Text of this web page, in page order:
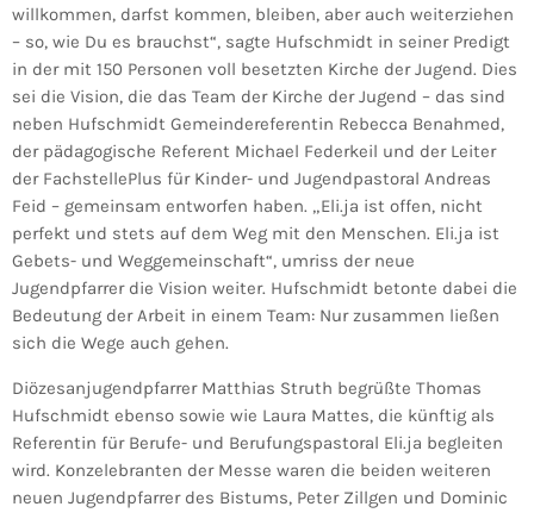
willkommen, darfst kommen, bleiben, aber auch weiterziehen
– so, wie Du es brauchst“, sagte Hufschmidt in seiner Predigt
in der mit 150 Personen voll besetzten Kirche der Jugend. Dies
sei die Vision, die das Team der Kirche der Jugend – das sind
neben Hufschmidt Gemeindereferentin Rebecca Benahmed,
der pädagogische Referent Michael Federkeil und der Leiter
der FachstellePlus für Kinder- und Jugendpastoral Andreas
Feid – gemeinsam entworfen haben. „Eli.ja ist offen, nicht
perfekt und stets auf dem Weg mit den Menschen. Eli.ja ist
Gebets- und Weggemeinschaft“, umriss der neue
Jugendpfarrer die Vision weiter. Hufschmidt betonte dabei die
Bedeutung der Arbeit in einem Team: Nur zusammen ließen
sich die Wege auch gehen.
Diözesanjugendpfarrer Matthias Struth begrüßte Thomas
Hufschmidt ebenso sowie wie Laura Mattes, die künftig als
Referentin für Berufe- und Berufungspastoral Eli.ja begleiten
wird. Konzelebranten der Messe waren die beiden weiteren
neuen Jugendpfarrer des Bistums, Peter Zillgen und Dominic